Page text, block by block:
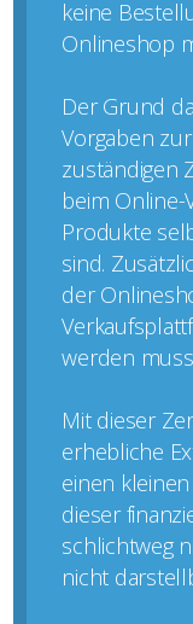
keine
Onlineshop
Der Grund
Vorgaben
zuständigen
beim Online-
Produkte
sind.
der
werden
Mit dieser
erhebliche
einen
dieser
schlichtweg
nicht